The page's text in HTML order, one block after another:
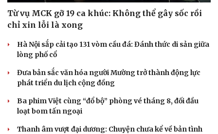
Từ vụ MCK gỡ 19 ca khúc: Không thể gây sốc rồi
chỉ xin lỗi là xong
Hà Nội sắp cải tạo 131 vòm cầu đá: Đánh thức di sản giữa
lòng phố cổ
Đưa bản sắc văn hóa người Mường trở thành động lực
phát triển du lịch cộng đồng
Ba phim Việt cùng “đổ bộ” phòng vé tháng 8, đối đầu
loạt bom tấn ngoại
Thanh âm vượt đại dương: Chuyện chưa kể về bản tình